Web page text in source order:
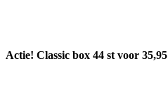
Actie! Classic box 44 st voor 35,95